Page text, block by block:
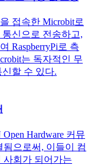
접속한 Microbit로
신으로 전송하고,
RaspberryPi로 측
는 독자적인 무
할 수 있다.
Hardware 커뮤
으로써, 이들이 컴
사회가 되어가는